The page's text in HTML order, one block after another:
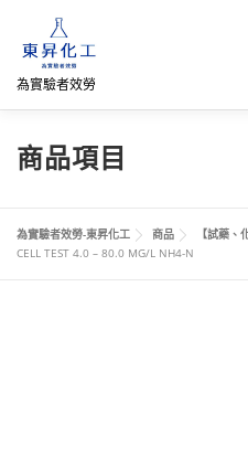
為實驗者效勞
首頁 關於我們
網路商店 直購專區
商品項目
為實驗者效勞-東昇化工 商品 【試藥、
CELL TEST 4.0 – 80.0 MG/L NH4-N